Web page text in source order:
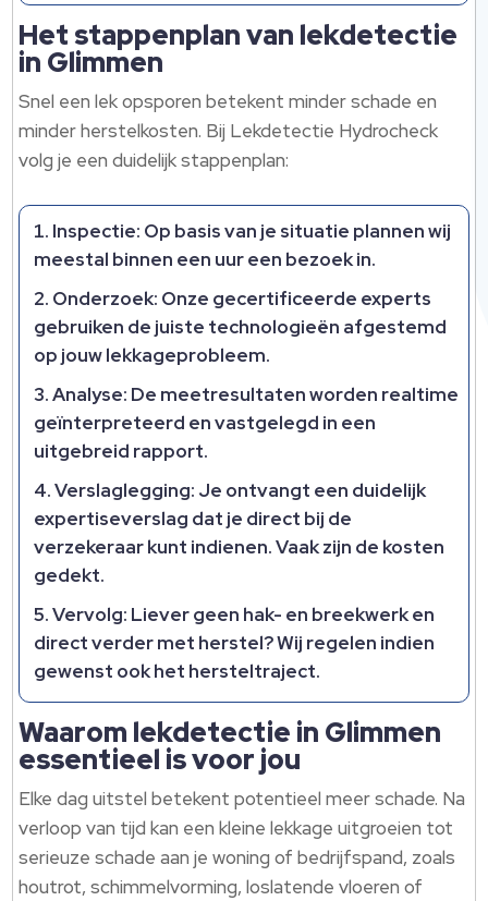
Het stappenplan van lekdetectie
in Glimmen
Snel een lek opsporen betekent minder schade en
minder herstelkosten. Bij Lekdetectie Hydrocheck
volg je een duidelijk stappenplan:
Inspectie: Op basis van je situatie plannen wij
meestal binnen een uur een bezoek in.
Onderzoek: Onze gecertificeerde experts
gebruiken de juiste technologieën afgestemd
op jouw lekkageprobleem.
Analyse: De meetresultaten worden realtime
geïnterpreteerd en vastgelegd in een
uitgebreid rapport.
Verslaglegging: Je ontvangt een duidelijk
expertiseverslag dat je direct bij de
verzekeraar kunt indienen. Vaak zijn de kosten
gedekt.
Vervolg: Liever geen hak- en breekwerk en
direct verder met herstel? Wij regelen indien
gewenst ook het hersteltraject.
Waarom lekdetectie in Glimmen
essentieel is voor jou
Elke dag uitstel betekent potentieel meer schade. Na
verloop van tijd kan een kleine lekkage uitgroeien tot
serieuze schade aan je woning of bedrijfspand, zoals
houtrot, schimmelvorming, loslatende vloeren of